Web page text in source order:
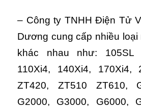
– Công ty TNHH Điện Tử
Dương cung cấp nhiều loại
khác nhau như: 105SL
110Xi4, 140Xi4, 170Xi4,
ZT420, ZT510 ZT610,
G2000, G3000, G6000,